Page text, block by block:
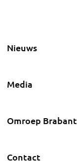
Nieuws
Media
Omroep Brabant
Contact